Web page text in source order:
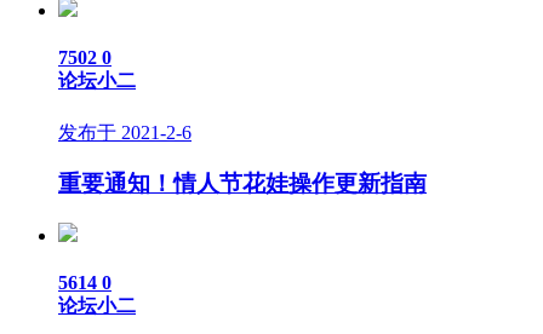
7502 0
论坛小二
发布于 2021-2-6
重要通知！情人节花娃操作更新指南
5614 0
论坛小二